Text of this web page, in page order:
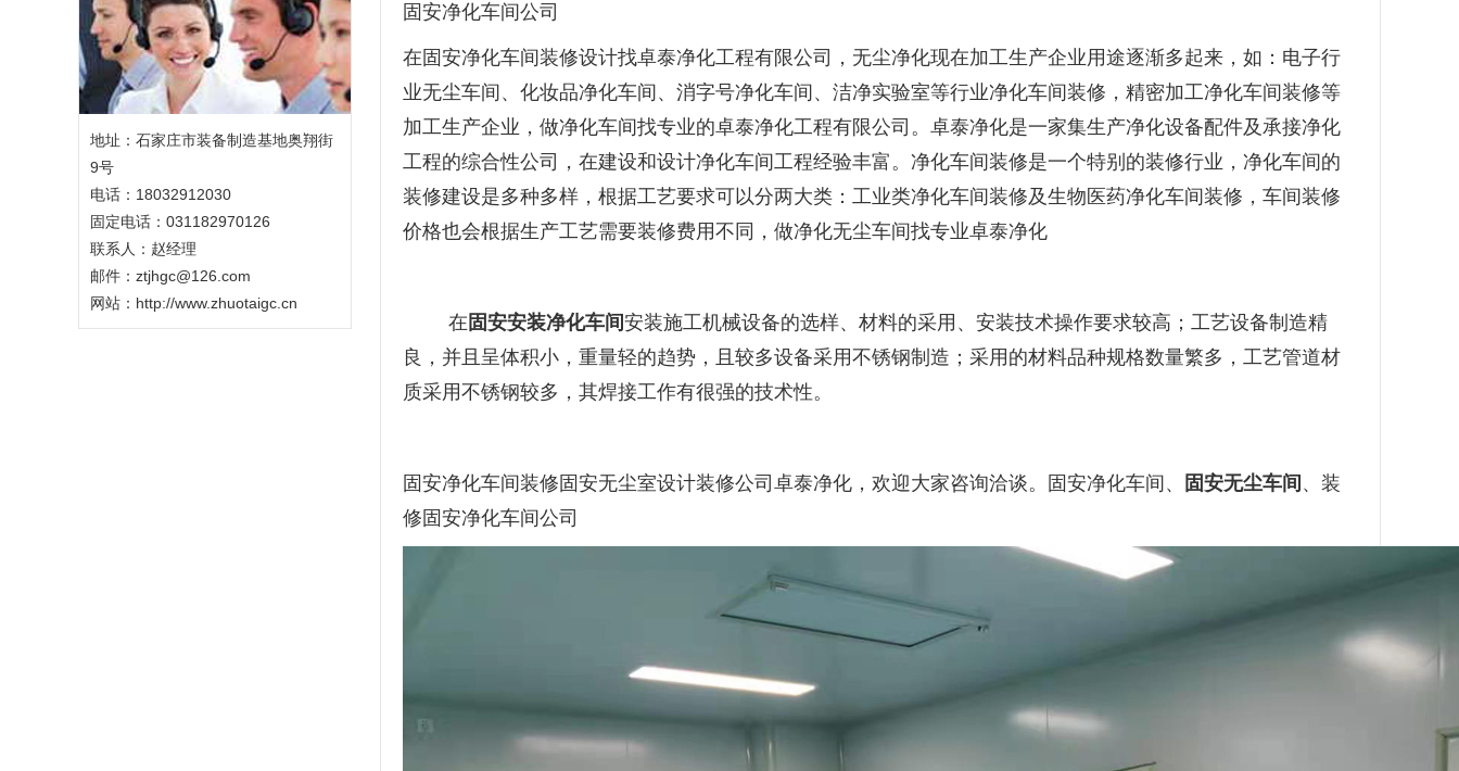
地址：石家庄市装备制造基地奥翔街
9号
电话：18032912030
固定电话：031182970126
联系人：赵经理
邮件：ztjhgc@126.com
网站：http://www.zhuotaigc.cn
固安净化车间公司
在固安净化车间装修设计找卓泰净化工程有限公司，无尘净化现在加工生产企业用途逐渐多起来，如：电子行
业无尘车间、化妆品净化车间、消字号净化车间、洁净实验室等行业净化车间装修，精密加工净化车间装修等
加工生产企业，做净化车间找专业的卓泰净化工程有限公司。卓泰净化是一家集生产净化设备配件及承接净化
工程的综合性公司，在建设和设计净化车间工程经验丰富。净化车间装修是一个特别的装修行业，净化车间的
装修建设是多种多样，根据工艺要求可以分两大类：工业类净化车间装修及生物医药净化车间装修，车间装修
价格也会根据生产工艺需要装修费用不同，做净化无尘车间找专业卓泰净化
在 固安安装净化车间安装施工机械设备的选样、材料的采用、安装技术操作要求较高；工艺设备制造精
良，并且呈体积小，重量轻的趋势，且较多设备采用不锈钢制造；采用的材料品种规格数量繁多，工艺管道材
质采用不锈钢较多，其焊接工作有很强的技术性。
固安净化车间装修固安无尘室设计装修公司卓泰净化，欢迎大家咨询洽谈。 固安净化车间、 固安无尘车间 、装
修固安净化车间公司